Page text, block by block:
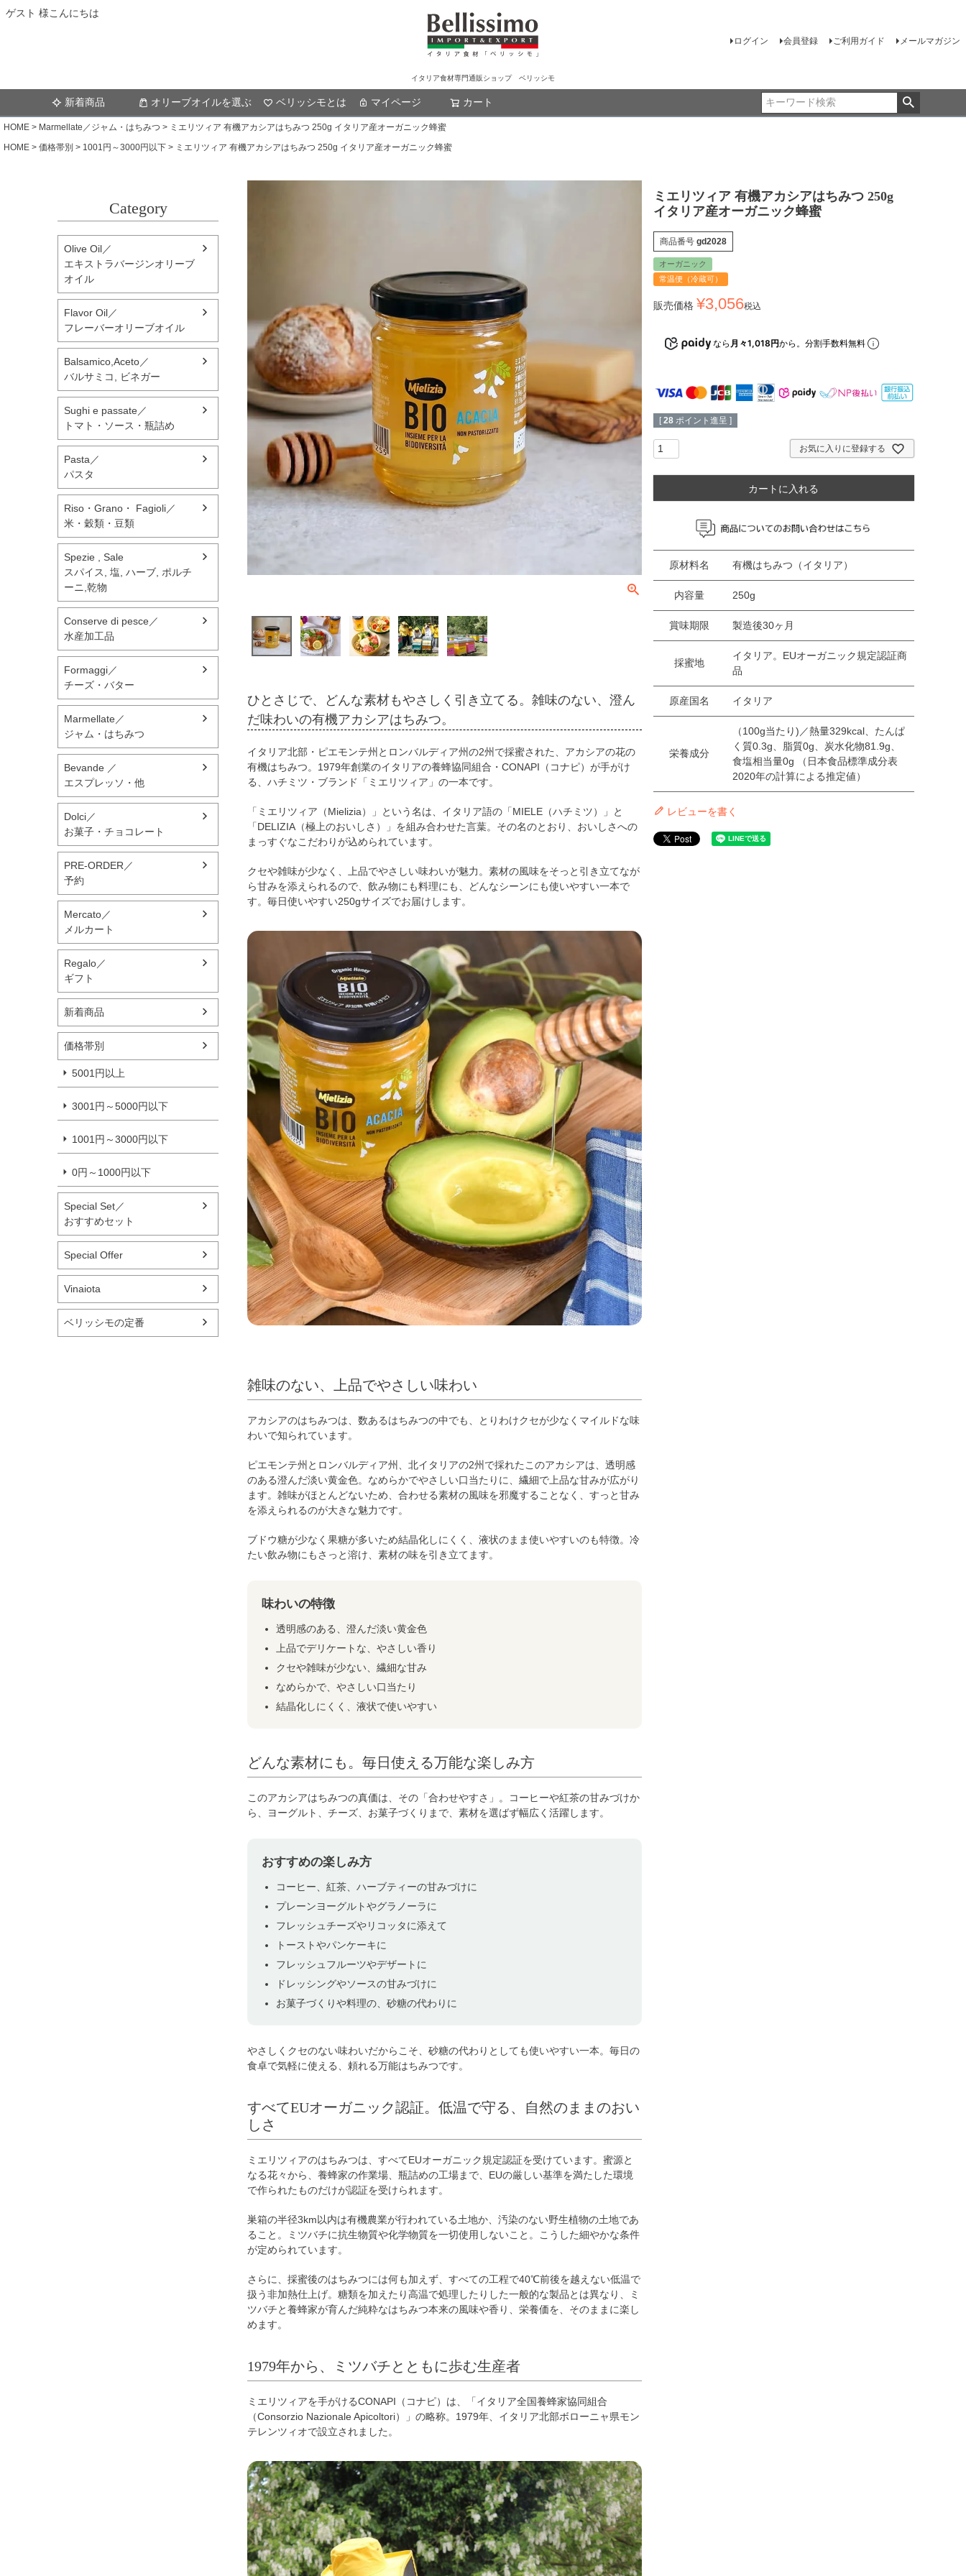
ゲスト 様こんにちは
イタリア食材専門通販ショップ ベリッシモ
ログイン 会員登録 ご利用ガイド メールマガジン
新着商品 オリーブオイルを選ぶ ベリッシモとは マイページ カート
HOME Marmellate／ジャム・はちみつ
ミエリツィア 有機アカシアはちみつ 250g イタリア産オーガニック蜂蜜
HOME
価格帯別 1001円～3000円以下 ミエリツィア 有機アカシアはちみつ 250g イタリア産オーガニック蜂蜜
Category
Olive Oil／
エキストラバージンオリーブ
オイル
Flavor Oil／
フレーバーオリーブオイル
Balsamico,Aceto／
バルサミコ, ビネガー
Sughi e passate／
トマト・ソース・瓶詰め
Pasta／
パスタ
Riso・Grano・ Fagioli／
米・穀類・豆類
Spezie , Sale
スパイス, 塩, ハーブ, ポルチ
ーニ,乾物
Conserve di pesce／
水産加工品
Formaggi／
チーズ・バター
Marmellate／
ジャム・はちみつ
Bevande ／
エスプレッソ・他
Dolci／
お菓子・チョコレート
PRE-ORDER／
予約
Mercato／
メルカート
Regalo／
ギフト
新着商品
価格帯別
5001円以上
3001円～5000円以下
1001円～3000円以下
0円～1000円以下
Special Set／
おすすめセット
Special Offer
Vinaiota
ベリッシモの定番
ひとさじで、どんな素材もやさしく引き立てる。雑味のない、澄ん
だ味わいの有機アカシアはちみつ。
イタリア北部・ピエモンテ州とロンバルディア州の2州で採蜜された、アカシアの花の
有機はちみつ。1979年創業のイタリアの養蜂協同組合・CONAPI（コナピ）が手がけ
る、ハチミツ・ブランド「ミエリツィア」の一本です。
「ミエリツィア（Mielizia）」という名は、イタリア語の「MIELE（ハチミツ）」と
「DELIZIA（極上のおいしさ）」を組み合わせた言葉。その名のとおり、おいしさへの
まっすぐなこだわりが込められています。
クセや雑味が少なく、上品でやさしい味わいが魅力。素材の風味をそっと引き立てなが
ら甘みを添えられるので、飲み物にも料理にも、どんなシーンにも使いやすい一本で
す。毎日使いやすい250gサイズでお届けします。
雑味のない、上品でやさしい味わい
アカシアのはちみつは、数あるはちみつの中でも、とりわけクセが少なくマイルドな味
わいで知られています。
ピエモンテ州とロンバルディア州、北イタリアの2州で採れたこのアカシアは、透明感
のある澄んだ淡い黄金色。なめらかでやさしい口当たりに、繊細で上品な甘みが広がり
ます。雑味がほとんどないため、合わせる素材の風味を邪魔することなく、すっと甘み
を添えられるのが大きな魅力です。
ブドウ糖が少なく果糖が多いため結晶化しにくく、液状のまま使いやすいのも特徴。冷
たい飲み物にもさっと溶け、素材の味を引き立てます。
味わいの特徴
透明感のある、澄んだ淡い黄金色
上品でデリケートな、やさしい香り
クセや雑味が少ない、繊細な甘み
なめらかで、やさしい口当たり
結晶化しにくく、液状で使いやすい
どんな素材にも。毎日使える万能な楽しみ方
このアカシアはちみつの真価は、その「合わせやすさ」。コーヒーや紅茶の甘みづけか
ら、ヨーグルト、チーズ、お菓子づくりまで、素材を選ばず幅広く活躍します。
おすすめの楽しみ方
コーヒー、紅茶、ハーブティーの甘みづけに
プレーンヨーグルトやグラノーラに
フレッシュチーズやリコッタに添えて
トーストやパンケーキに
フレッシュフルーツやデザートに
ドレッシングやソースの甘みづけに
お菓子づくりや料理の、砂糖の代わりに
やさしくクセのない味わいだからこそ、砂糖の代わりとしても使いやすい一本。毎日の
食卓で気軽に使える、頼れる万能はちみつです。
すべてEUオーガニック認証。低温で守る、自然のままのおい
しさ
ミエリツィアのはちみつは、すべてEUオーガニック規定認証を受けています。蜜源と
なる花々から、養蜂家の作業場、瓶詰めの工場まで、EUの厳しい基準を満たした環境
で作られたものだけが認証を受けられます。
巣箱の半径3km以内は有機農業が行われている土地か、汚染のない野生植物の土地であ
ること。ミツバチに抗生物質や化学物質を一切使用しないこと。こうした細やかな条件
が定められています。
さらに、採蜜後のはちみつには何も加えず、すべての工程で40℃前後を越えない低温で
扱う非加熱仕上げ。糖類を加えたり高温で処理したりした一般的な製品とは異なり、ミ
ツバチと養蜂家が育んだ純粋なはちみつ本来の風味や香り、栄養価を、そのままに楽し
めます。
1979年から、ミツバチとともに歩む生産者
ミエリツィアを手がけるCONAPI（コナピ）は、「イタリア全国養蜂家協同組合
（Consorzio Nazionale Apicoltori）」の略称。1979年、イタリア北部ボローニャ県モン
テレンツィオで設立されました。
ミエリツィア 有機アカシアはちみつ 250g
イタリア産オーガニック蜂蜜
商品番号 gd2028
オーガニック
常温便（冷蔵可）
販売価格 ¥3,056税込
なら 月々1,018円から。分割手数料無料
[ 28 ポイント進呈 ]
お気に入りに登録する
カートに入れる
原材料名 有機はちみつ（イタリア）
内容量 250g
賞味期限 製造後30ヶ月
採蜜地
イタリア。EUオーガニック規定認証商
品
原産国名 イタリア
栄養成分
（100g当たり)／熱量329kcal、たんぱ
く質0.3g、脂質0g、炭水化物81.9g、
食塩相当量0g （日本食品標準成分表
2020年の計算による推定値）
レビューを書く